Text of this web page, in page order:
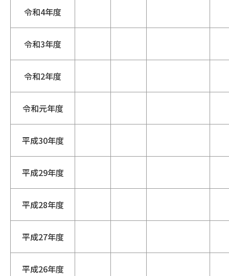
令和4年度
令和3年度
令和2年度
令和元年度
平成30年度
平成29年度
平成28年度
平成27年度
平成26年度